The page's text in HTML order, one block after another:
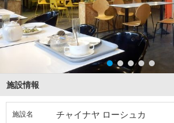
施設情報
施設名 チャイナヤ ローシュカ